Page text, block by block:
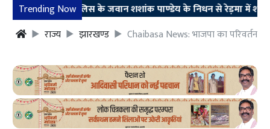
Trending Now
झारखंड पुलिस के जवान शशांक पाण्डेय के निधन से रेड़मा में शोक, जवानों
राज्य
झारखण्ड Chaibasa News: भाजपा का परिवर्तन